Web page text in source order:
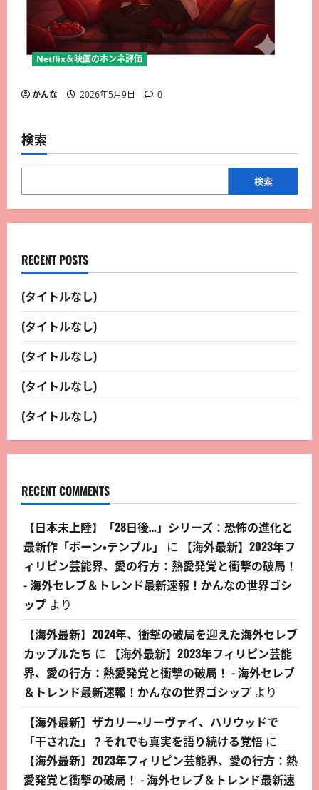
Netflix＆映画のホンネ評価
かんな 2026年5月9日 0
検索
検索
RECENT POSTS
(タイトルなし)
(タイトルなし)
(タイトルなし)
(タイトルなし)
(タイトルなし)
RECENT COMMENTS
【日本未上陸】「28日後…」シリーズ：恐怖の進化と
最新作「ボーン・テンプル」
に
【海外最新】2023年フ
ィリピン芸能界、愛の行方：熱愛発覚と衝撃の破局！
- 海外セレブ＆トレンド最新速報！かんなの世界ゴシ
ップ より
【海外最新】2024年、衝撃の破局を迎えた海外セレブ
カップルたち に
【海外最新】2023年フィリピン芸能
界、愛の行方：熱愛発覚と衝撃の破局！ - 海外セレブ
＆トレンド最新速報！かんなの世界ゴシップ より
【海外最新】ザカリー・リーヴァイ、ハリウッドで
「干された」？それでも真実を語り続ける覚悟 に
【海外最新】2023年フィリピン芸能界、愛の行方：熱
愛発覚と衝撃の破局！ - 海外セレブ＆トレンド最新速